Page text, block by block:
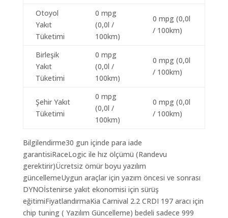
Otoyol
Yakıt
Tüketimi
0 mpg
(0,0l /
100km)
0 mpg (0,0l
/ 100km)
Birleşik
Yakıt
Tüketimi
0 mpg
(0,0l /
100km)
0 mpg (0,0l
/ 100km)
Şehir Yakıt
Tüketimi
0 mpg
(0,0l /
100km)
0 mpg (0,0l
/ 100km)
Bilgilendirme30 gun içinde para iade
garantisiRaceLogic ile hız ölçümü (Randevu
gerektirir)Ücretsiz ömür boyu yazılım
güncellemeUygun araçlar için yazım öncesi ve sonrası
DYNOİstenirse yakıt ekonomisi için sürüş
eğitimiFiyatlandırmaKia Carnival 2.2 CRDI 197 aracı için
chip tuning ( Yazılım Güncelleme) bedeli sadece 999